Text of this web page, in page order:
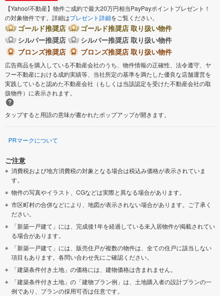
【Yahoo!不動産】物件ご成約で最大20万円相当PayPayポイントプレゼント！
の対象物件です。詳細はプレゼント詳細をご覧ください。
ゴールド推奨店
ゴールド推奨店 取り扱い物件
シルバー推奨店
シルバー推奨店 取り扱い物件
ブロンズ推奨店
ブロンズ推奨店 取り扱い物件
広告商品を購入している不動産会社のうち、物件情報の正確性、法令遵守、ヤ
フー不動産における成約実績等、当社所定の基準を満たした優良な店舗運営を
実践していると認めた不動産会社（もしくは当該認定を受けた不動産会社の取
扱物件）に表示されます。
タップすると用語の意味が書かれたポップアップが開きます。
PRマークについて
ご注意
消費税および地方消費税の対象となる場合は税込み価格が表示されていま
す。
物件の写真やイラスト、CGなどは実際と異なる場合があります。
市区町村の合併などにより、地図が表示されない場合があります。ご了承く
ださい。
「新築一戸建て」には、完成後1年を経過している未入居物件が掲載されてい
る場合があります。
「新築一戸建て」には、販売住戸が複数の物件は、全ての住戸に該当しない
項目もあります。各問い合わせ先にご確認ください。
「建築条件付き土地」の価格には、建物価格は含まれません。
「建築条件付き土地」の「建物プラン例」は、土地購入者の設計プランの一
例であり、プランの採用可否は任意です。